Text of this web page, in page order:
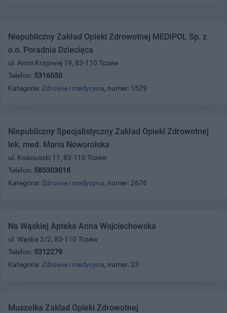
Niepubliczny Zakład Opieki Zdrowotnej MEDIPOL Sp. z
o.o. Poradnia Dziecięca
ul. Armii Krajowej 19, 83-110 Tczew
Telefon: 5316050
Kategoria: Zdrowie i medycyna, numer: 1529
Niepubliczny Specjalistyczny Zakład Opieki Zdrowotnej
lek. med. Maria Noworolska
ul. Kościuszki 11, 83-110 Tczew
Telefon: 585303018
Kategoria: Zdrowie i medycyna, numer: 2676
Na Wąskiej Apteka Anna Wojciechowska
ul. Wąska 2/2, 83-110 Tczew
Telefon: 5312279
Kategoria: Zdrowie i medycyna, numer: 23
Muszelka Zaklad Opieki Zdrowotnej